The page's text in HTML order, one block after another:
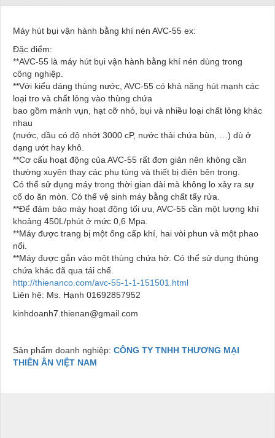
Máy hút bụi vận hành bằng khí nén AVC-55 ex:
Đặc điểm:
**AVC-55 là máy hút bụi vận hành bằng khí nén dùng trong
công nghiệp.
**Với kiểu dáng thùng nước, AVC-55 có khả năng hút mạnh các
loại tro và chất lỏng vào thùng chứa
bao gồm mảnh vụn, hạt cỡ nhỏ, bụi và nhiều loại chất lỏng khác
nhau
(nước, dầu có độ nhớt 3000 cP, nước thải chứa bùn, …) dù ở
dạng ướt hay khô.
**Cơ cấu hoạt động của AVC-55 rất đơn giản nên không cần
thường xuyên thay các phụ tùng và thiết bị điện bên trong.
Có thể sử dụng máy trong thời gian dài mà không lo xảy ra sự
cố do ăn mòn. Có thể vệ sinh máy bằng chất tẩy rửa.
**Để đảm bảo máy hoạt động tối ưu, AVC-55 cần một lượng khí
khoảng 450L/phút ở mức 0,6 Mpa.
**Máy được trang bị một ống cấp khí, hai vòi phun và một phao
nổi.
**Máy được gắn vào một thùng chứa hở. Có thể sử dụng thùng
chứa khác đã qua tái chế.
http://thienanco.com/avc-55-1-1-151501.html
Liên hệ: Ms. Hạnh 01692857952
kinhdoanh7.thienan@gmail.com
Sản phẩm doanh nghiệp: CÔNG TY TNHH THƯƠNG MẠI
THIÊN ÂN VIỆT NAM